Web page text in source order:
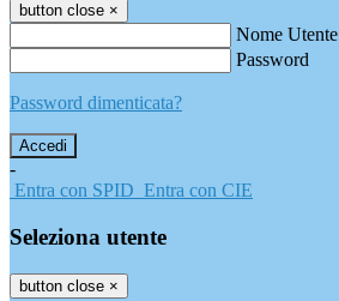
button close ×
Nome Utente
Password
Password dimenticata?
-
Entra con SPID Entra con CIE
Seleziona utente
button close ×